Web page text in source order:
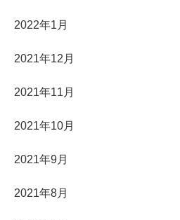
2022年1月
2021年12月
2021年11月
2021年10月
2021年9月
2021年8月